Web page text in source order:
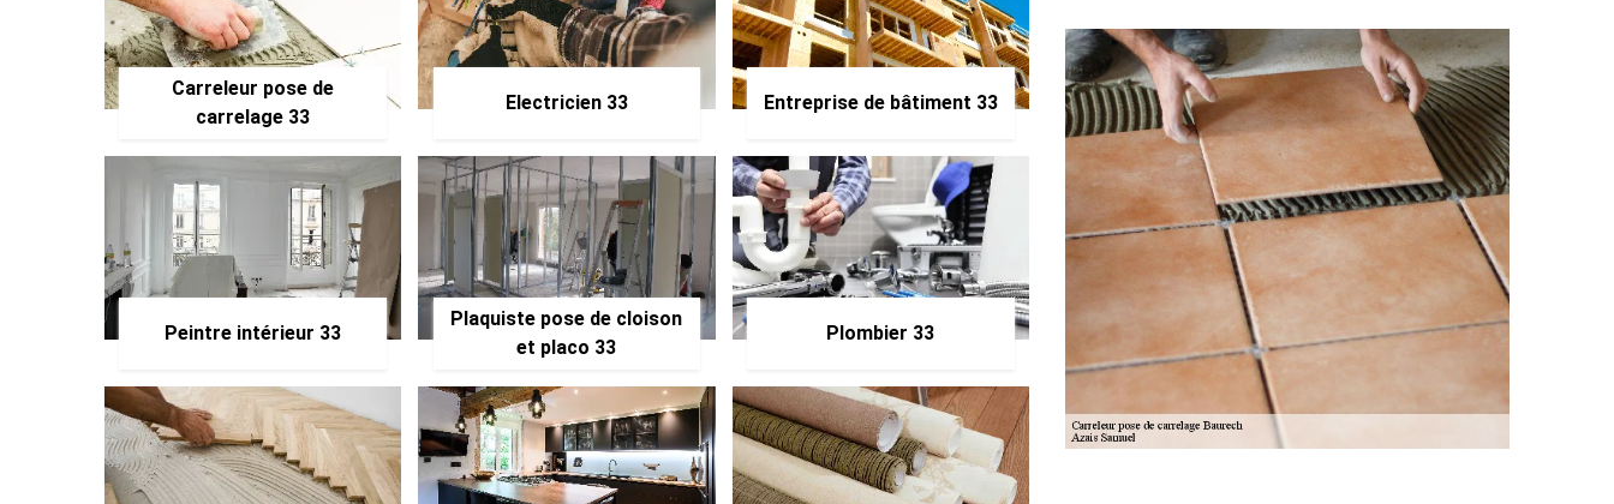
Carreleur pose de
carrelage 33
Electricien 33 Entreprise de bâtiment 33
Peintre intérieur 33
Plaquiste pose de cloison
et placo 33
Plombier 33